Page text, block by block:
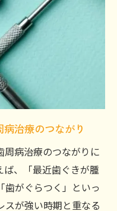
治療のつながり
周病治療のつながりに
、「最近歯ぐきが腫
歯がぐらつく」といっ
スが強い時期と重なる